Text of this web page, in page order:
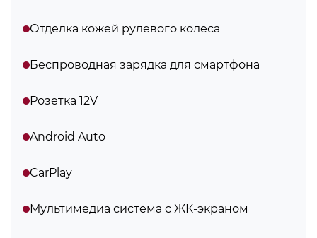
Отделка кожей рулевого колеса
Беспроводная зарядка для смартфона
Розетка 12V
Android Auto
CarPlay
Мультимедиа система с ЖК-экраном